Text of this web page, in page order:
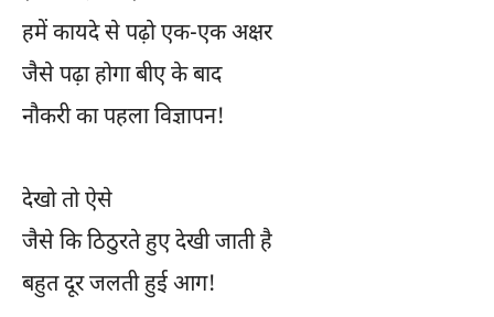
हमें कायदे से पढ़ो एक-एक अक्षर
जैसे पढ़ा होगा बीए के बाद
नौकरी का पहला विज्ञापन!
देखो तो ऐसे
जैसे कि ठिठुरते हुए देखी जाती है
बहुत दूर जलती हुई आग!